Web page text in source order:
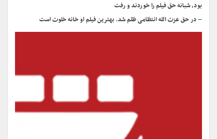
بود، شبانه حق فیلم را خوردند و رفت
– در حق عزت الله انتظامی ظلم شد. بهترین فیلم او خانه خلوت است